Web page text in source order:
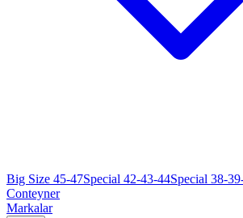
Big Size 45-47Special 42-43-44Special 38-
Conteyner
Markalar